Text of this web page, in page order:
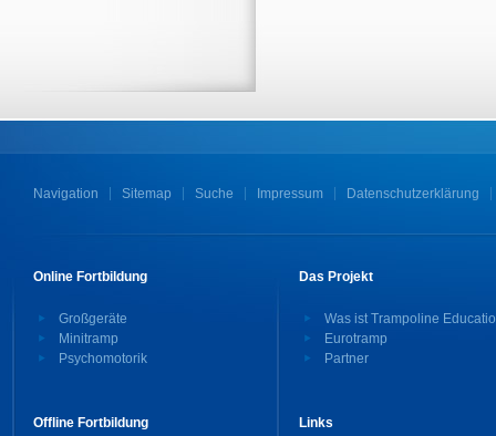
Navigation Sitemap Suche Impressum Datenschutzerklärung
Online Fortbildung
Großgeräte
Minitramp
Psychomotorik
Offline Fortbildung
Das Projekt
Was ist Trampoline
Eurotramp
Partner
Links